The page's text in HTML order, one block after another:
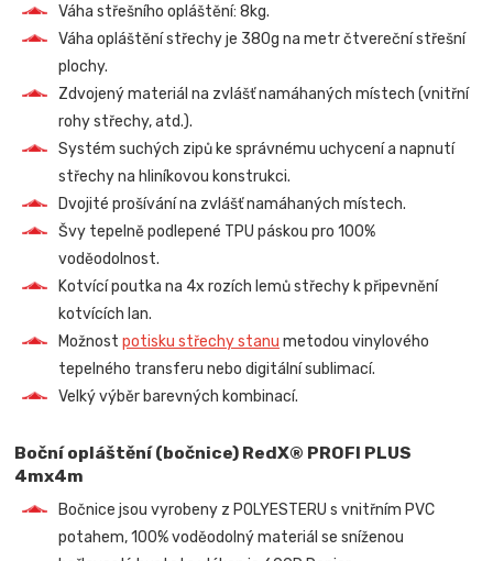
Váha střešního opláštění: 8kg.
Váha opláštění střechy je 380g na metr čtvereční střešní
plochy.
Zdvojený materiál na zvlášť namáhaných místech (vnitřní
rohy střechy, atd.).
Systém suchých zipů ke správnému uchycení a napnutí
střechy na hliníkovou konstrukci.
Dvojité prošívání na zvlášť namáhaných místech.
Švy tepelně podlepené TPU páskou pro 100%
voděodolnost.
Kotvící poutka na 4x rozích lemů střechy k připevnění
kotvících lan.
Možnostpotisku střechy stanu metodou vinylového
tepelného transferu nebo digitální sublimací.
Velký výběr barevných kombinací.
Boční opláštění (bočnice) RedX® PROFI PLUS
4mx4m
Bočnice jsou vyrobeny z POLYESTERU s vnitřním PVC
potahem, 100% voděodolný materiál se sníženou